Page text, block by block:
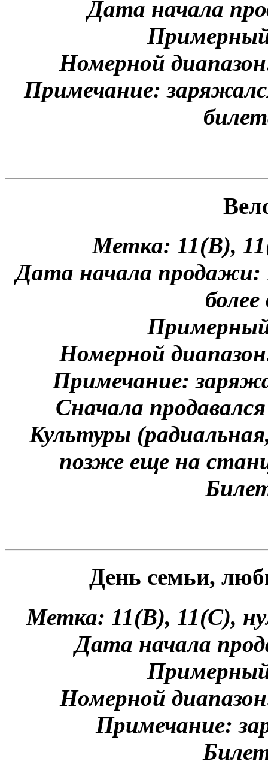
Дата начала
Номерной
Примечание:
Метка: 11(B),
Дата начала продажи:
более
Номерной
Примечание:
Сначала
Культуры
позже еще на
День семьи,
Метка: 11(B), 11(C),
Дата начала
Номерной
Примечание: